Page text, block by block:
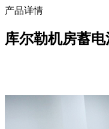
产品详情
库尔勒机房蓄